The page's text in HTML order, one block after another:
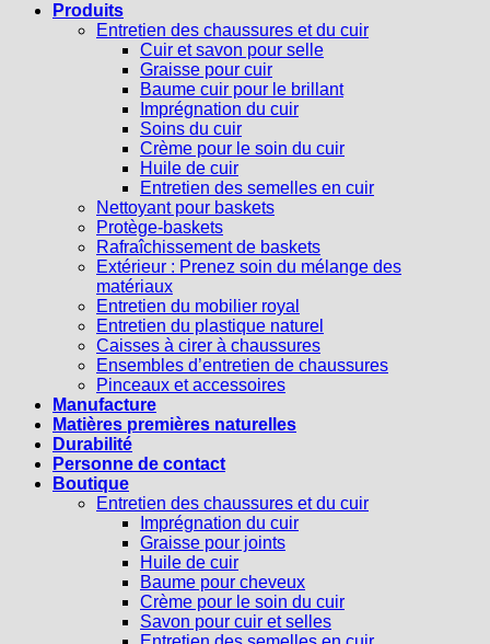
Produits
Entretien des chaussures et du cuir
Cuir et savon pour selle
Graisse pour cuir
Baume cuir pour le brillant
Imprégnation du cuir
Soins du cuir
Crème pour le soin du cuir
Huile de cuir
Entretien des semelles en cuir
Nettoyant pour baskets
Protège-baskets
Rafraîchissement de baskets
Extérieur : Prenez soin du mélange des
matériaux
Entretien du mobilier royal
Entretien du plastique naturel
Caisses à cirer à chaussures
Ensembles d’entretien de chaussures
Pinceaux et accessoires
Manufacture
Matières premières naturelles
Durabilité
Personne de contact
Boutique
Entretien des chaussures et du cuir
Imprégnation du cuir
Graisse pour joints
Huile de cuir
Baume pour cheveux
Crème pour le soin du cuir
Savon pour cuir et selles